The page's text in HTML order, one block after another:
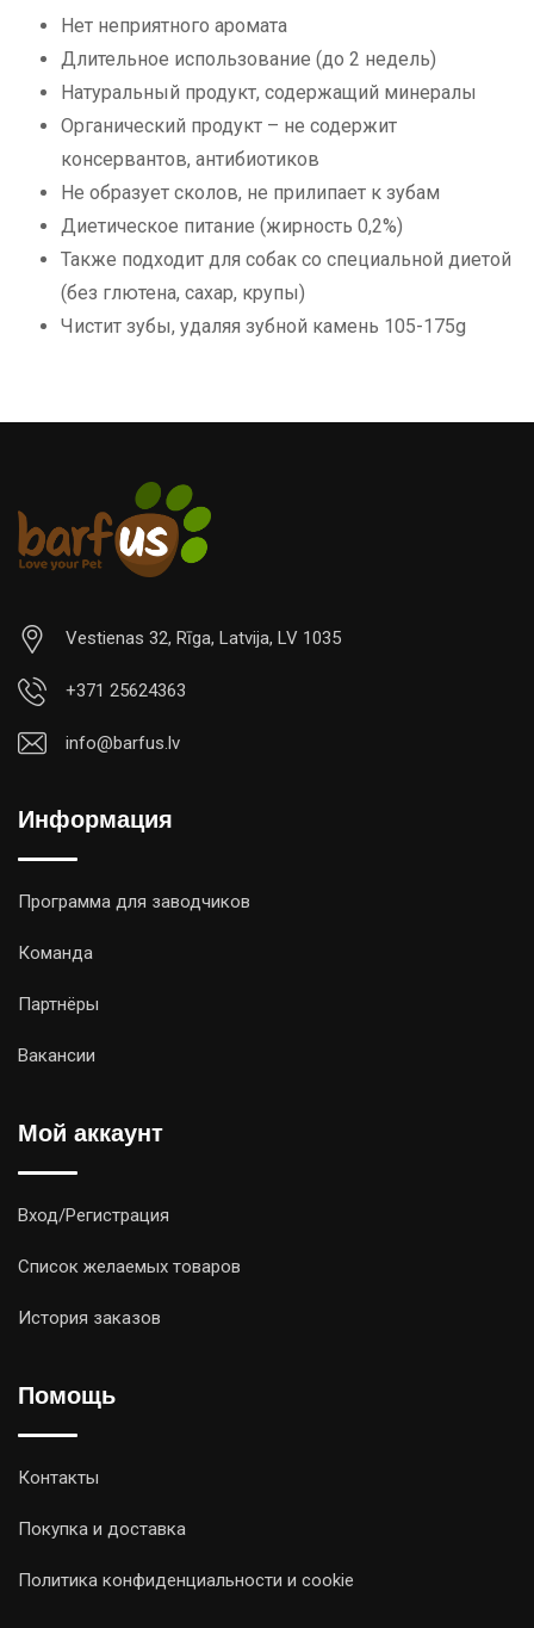
Нет неприятного аромата
Длительное использование (до 2 недель)
Натуральный продукт, содержащий минералы
Органический продукт – не содержит
консервантов, антибиотиков
Не образует сколов, не прилипает к зубам
Диетическое питание (жирность 0,2%)
Также подходит для собак со специальной диетой
(без глютена, сахар, крупы)
Чистит зубы, удаляя зубной камень 105-175g
Vestienas 32, Rīga, Latvija, LV 1035
+371 25624363
info@barfus.lv
Информация
Программа для заводчиков
Команда
Партнёры
Вакансии
Мой аккаунт
Вход/Регистрация
Список желаемых товаров
История заказов
Помощь
Контакты
Покупка и доставка
Политика конфиденциальности и cookie